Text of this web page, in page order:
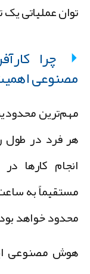
عملیاتی یک
چرا
اهمیت
محدودیت
فرد در طول
کارها در
به ساعت
خواهد بود.
مصنوعی این